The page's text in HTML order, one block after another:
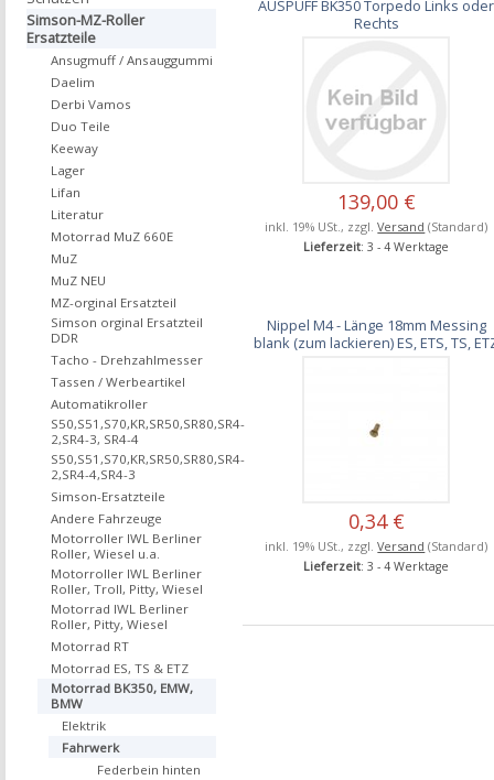
AUSPUFF BK350 Torpedo Links oder
Rechts
139,00 €
inkl. 19% USt., zzgl.Versand (Standard)
Lieferzeit: 3 - 4 Werktage
Nippel M4 - Länge 18mm Messing
blank (zum lackieren) ES, ETS, TS,
0,34 €
inkl. 19% USt., zzgl.Versand (Standard)
Lieferzeit: 3 - 4 Werktage
Simson-MZ-Roller
Ersatzteile
Ansugmuff / Ansauggummi
Daelim
Derbi Vamos
Duo Teile
Keeway
Lager
Lifan
Literatur
Motorrad MuZ 660E
MuZ
MuZ NEU
MZ-orginal Ersatzteil
Simson orginal Ersatzteil
DDR
Tacho - Drehzahlmesser
Tassen / Werbeartikel
Automatikroller
S50,S51,S70,KR,SR50,SR80,SR4-
2,SR4-3, SR4-4
S50,S51,S70,KR,SR50,SR80,SR4-
2,SR4-4,SR4-3
Simson-Ersatzteile
Andere Fahrzeuge
Motorroller IWL Berliner
Roller, Wiesel u.a.
Motorroller IWL Berliner
Roller, Troll, Pitty, Wiesel
Motorrad IWL Berliner
Roller, Pitty, Wiesel
Motorrad RT
Motorrad ES, TS & ETZ
Motorrad BK350, EMW,
BMW
Elektrik
Fahrwerk
Federbein hinten